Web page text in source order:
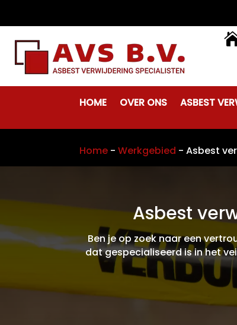
HOME OVER ONS ASBEST
Home -Werkgebied -Asbest
Asbest
Ben je op zoek naar een
dat gespecialiseerd is in het